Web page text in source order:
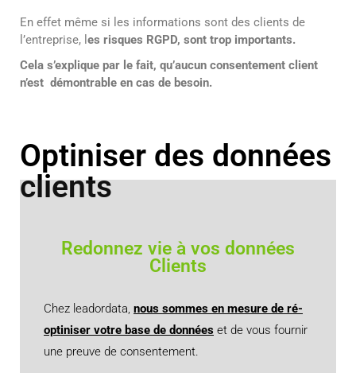
En effet même si les informations sont des clients de
l’entreprise, l es risques RGPD, sont trop importants.
Cela s’explique par le fait, qu’aucun consentement client
n’est démontrable en cas de besoin.
Optiniser des données
clients
Redonnez vie à vos données
Clients
Chez leadordata, nous sommes en mesure de ré-
optiniser votre base de données et de vous fournir
une preuve de consentement.